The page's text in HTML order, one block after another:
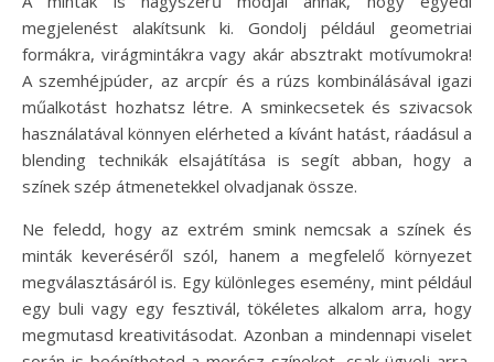
megjelenést alakítsunk ki. Gondolj például geometriai
formákra, virágmintákra vagy akár absztrakt motívumokra!
A szemhéjpúder, az arcpír és a rúzs kombinálásával igazi
műalkotást hozhatsz létre. A sminkecsetek és szivacsok
használatával könnyen elérheted a kívánt hatást, ráadásul a
blending technikák elsajátítása is segít abban, hogy a
színek szép átmenetekkel olvadjanak össze.
Ne feledd, hogy az extrém smink nemcsak a színek és
minták keveréséről szól, hanem a megfelelő környezet
megválasztásáról is. Egy különleges esemény, mint például
egy buli vagy egy fesztivál, tökéletes alkalom arra, hogy
megmutasd kreativitásodat. Azonban a mindennapi viselet